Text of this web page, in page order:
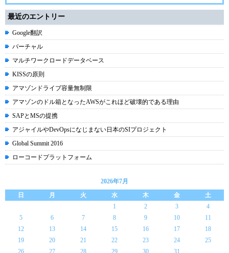
最近のエントリー
Google翻訳
バーチャル
マルチワークロードデータベース
KISSの原則
アマゾンドライブ容量無制限
アマゾンのドル箱となったAWSがこれほど破壊的である理由
SAPとMSの提携
アジャイルやDevOpsになじまない日本のSIプロジェクト
Global Summit 2016
ローコードプラットフォーム
2026年7月
日
月 火 水 木 金
土
1
2 3
4
5
6 7 8 9 10
11
12
13 14 15 16 17
18
19
20 21 22 23 24
25